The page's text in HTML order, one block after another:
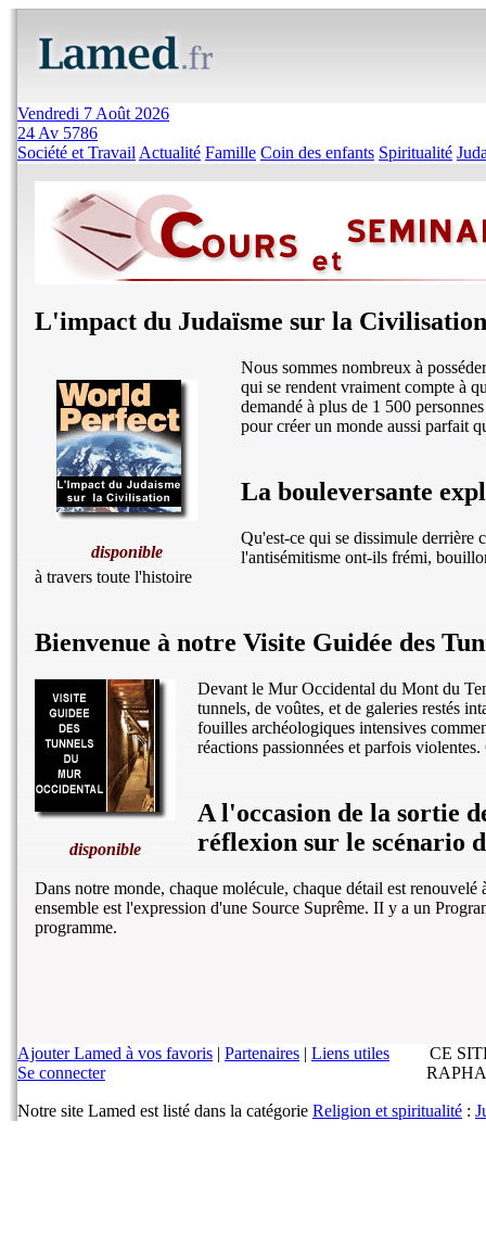
Vendredi 7 Août 2026
24 Av 5786
Société et Travail Actualité Famille Coin des enfants Spiritualité
L'impact du Judaïsme sur la Civilisation
disponible
Nous sommes nombreux à
qui se rendent vraiment compte à
demandé à plus de 1 500
pour créer un monde aussi parfait
La bouleversante
Qu'est-ce qui se dissimule derrière
l'antisémitisme ont-ils frémi,
à travers toute l'histoire
Bienvenue à notre Visite Guidée des
disponible
Devant le Mur Occidental du Mont du
tunnels, de voûtes, et de galeries restés
fouilles archéologiques intensives
réactions passionnées et parfois
A l'occasion de la sortie
réflexion sur le scénario
Dans notre monde, chaque molécule, chaque détail est
ensemble est l'expression d'une Source Suprême. II y a un
programme.
Ajouter Lamed à vos favoris | Partenaires | Liens utiles
Se connecter
CE
Notre site Lamed est listé dans la catégorie Religion et spiritualité :